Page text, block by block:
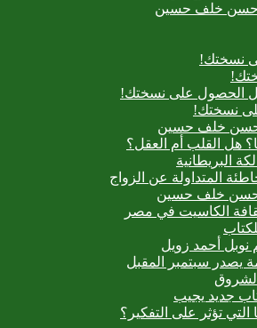
حسن خلف حسين
نسختك!
الحصول على نسختك!
نسختك!
حسن خلف حسين
هل القلب أم العقل؟
البريطانية
المتداولة عن الزواج
حسن خلف حسين
الكاسيت في مصر
نوبل أحمد زويل
يصدر سبتمبر المقبل
جديد يجيب
التي تؤثر على التفكير؟